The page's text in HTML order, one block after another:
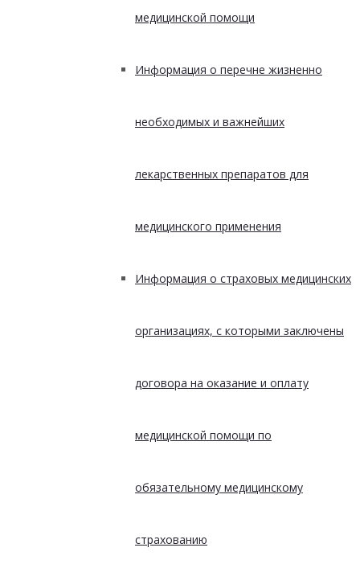
медицинской помощи
Информация о перечне жизненно
необходимых и важнейших
лекарственных препаратов для
медицинского применения
Информация о страховых медицинских
организациях, с которыми заключены
договора на оказание и оплату
медицинской помощи по
обязательному медицинскому
страхованию